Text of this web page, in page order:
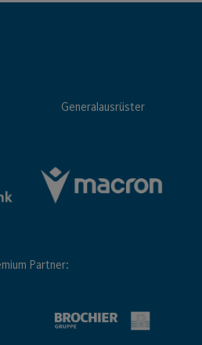
Generalausrüster
Partner: